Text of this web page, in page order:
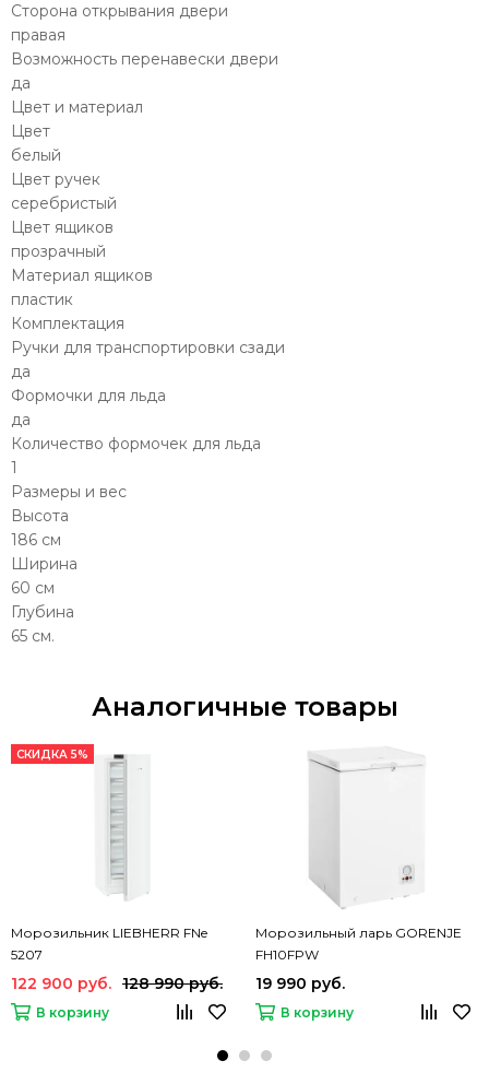
Сторона открывания двери
правая
Возможность перенавески двери
да
Цвет и материал
Цвет
белый
Цвет ручек
серебристый
Цвет ящиков
прозрачный
Материал ящиков
пластик
Комплектация
Ручки для транспортировки сзади
да
Формочки для льда
да
Количество формочек для льда
1
Размеры и вес
Высота
186 см
Ширина
60 см
Глубина
65 см.
Аналогичные товары
СКИДКА 5%
Морозильник LIEBHERR FNe
5207
122 900 руб. 128 990 руб.
В корзину
Морозильный ларь GORENJE
FH10FPW
19 990 руб.
В корзину